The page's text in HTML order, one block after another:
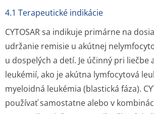
4.1 Terapeutické indikácie
CYTOSAR sa indikuje primárne na
udržanie remisie u akútnej
u dospelých a detí. Je účinný pri liečbe
leukémií, ako je akútna lymfocytová
myeloidná leukémia (blastická fáza).
používať samostatne alebo v